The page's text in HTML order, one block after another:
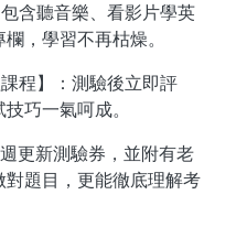
含聽音樂、看影片學英
，學習不再枯燥。
程】：測驗後立即評
巧一氣呵成。
更新測驗券，並附有老
題目，更能徹底理解考